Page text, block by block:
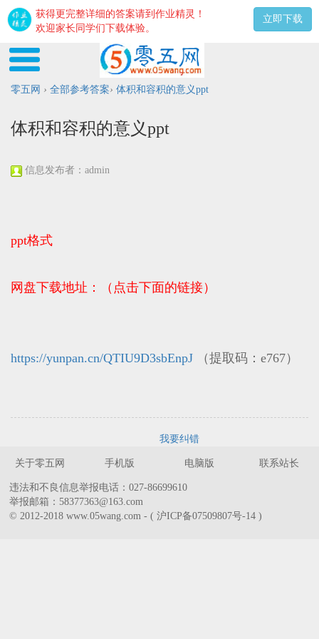
获得更完整详细的答案请到作业精灵！
欢迎家长同学们下载体验。
立即下载
零五网 › 全部参考答案› 体积和容积的意义ppt
体积和容积的意义ppt
信息发布者：admin
ppt格式
网盘下载地址：（点击下面的链接）
https://yunpan.cn/QTIU9D3sbEnpJ （提取码：e767）
我要纠错
关于零五网 手机版 电脑版 联系站长
违法和不良信息举报电话：027-86699610
举报邮箱：58377363@163.com
© 2012-2018 www.05wang.com - ( 沪ICP备07509807号-14 )